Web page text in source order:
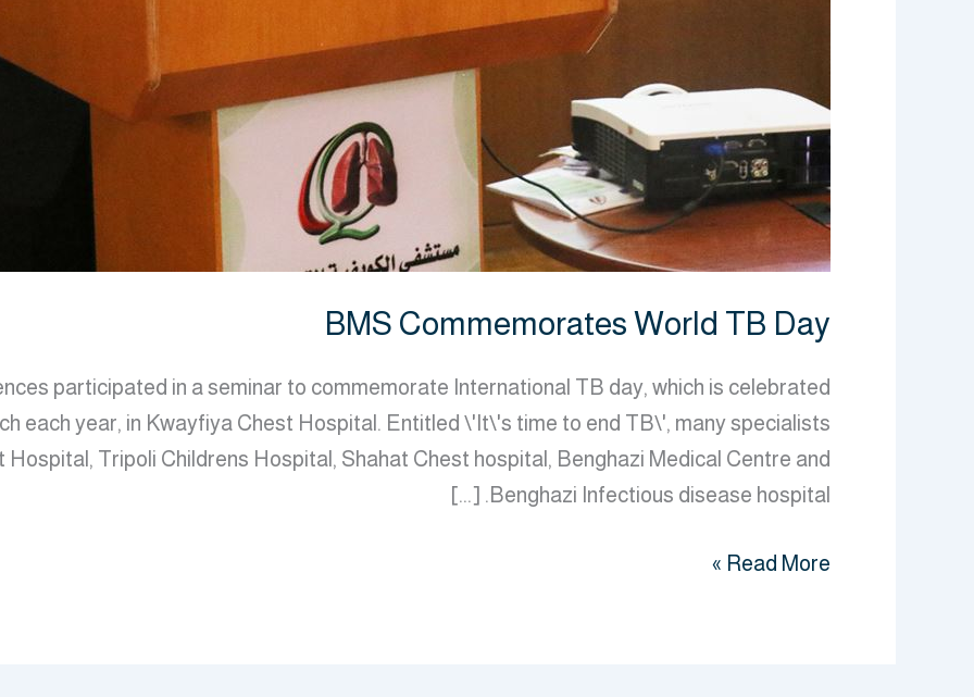
BMS Commemorates World TB Day
participated in a seminar to commemorate International TB day, which is celebrated
each year, in Kwayfiya Chest Hospital. Entitled \'It\'s time to end TB\', many specialists
Tripoli Childrens Hospital, Shahat Chest hospital, Benghazi Medical Centre and
Benghazi Infectious disease hospital. [...]
Read More »